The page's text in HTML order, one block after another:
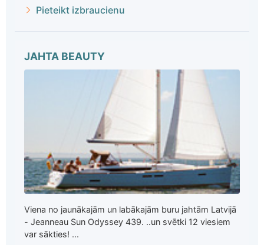
Pieteikt izbraucienu
JAHTA BEAUTY
Viena no jaunākajām un labākajām buru jahtām Latvijā
- Jeanneau Sun Odyssey 439. ..un svētki 12 viesiem
var sākties! ...